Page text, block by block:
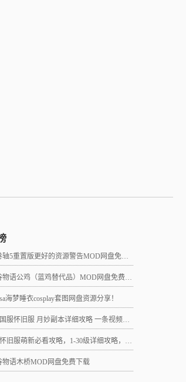
5重置版更好的资源警告MOD网盘免费下载
语公鸡（蓝鸡替代品）MOD网盘免费下载
海梦睡衣cosplay套图网盘资源分享！
旧服 月妙副本详细攻略 一条视频助力10级直升21 组队不求人
服萌新必看攻略，1-30级详细攻略，3小时就能到21级！
物语木桥MOD网盘免费下载